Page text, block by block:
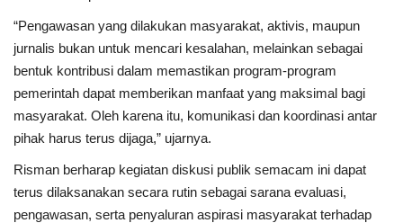
“Pengawasan yang dilakukan masyarakat, aktivis, maupun
jurnalis bukan untuk mencari kesalahan, melainkan sebagai
bentuk kontribusi dalam memastikan program-program
pemerintah dapat memberikan manfaat yang maksimal bagi
masyarakat. Oleh karena itu, komunikasi dan koordinasi antar
pihak harus terus dijaga,” ujarnya.
Risman berharap kegiatan diskusi publik semacam ini dapat
terus dilaksanakan secara rutin sebagai sarana evaluasi,
pengawasan, serta penyaluran aspirasi masyarakat terhadap